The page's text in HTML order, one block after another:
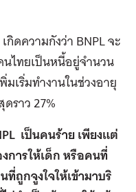
ดความกังว่า BNPL จะ
ไทยเป็นหนี้อยู่จำนวน
เริ่มทำงานในช่วงอายุ
ราว 27%
เป็นคนร้าย เพียงแต่
การให้เด็ก หรือคนที่
ถูกจูงใจให้เข้ามาบริ